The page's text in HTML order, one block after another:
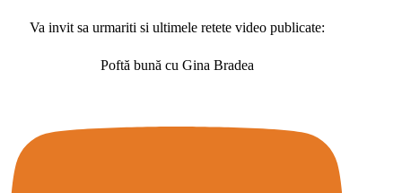
Va invit sa urmariti si ultimele retete video publicate:
Poftă bună cu Gina Bradea